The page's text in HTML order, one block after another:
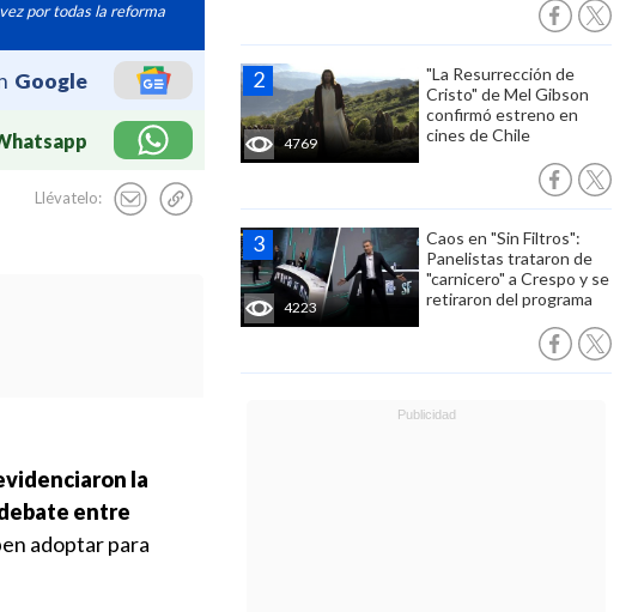
por todas la reforma
Google
Llévatelo:
4769
"La Resurrección de
Cristo" de Mel Gibson
confirmó estreno en
cines de Chile
4223
Caos en "Sin Filtros":
Panelistas trataron de
"carnicero" a Crespo y se
retiraron del programa
la
entre
adoptar para